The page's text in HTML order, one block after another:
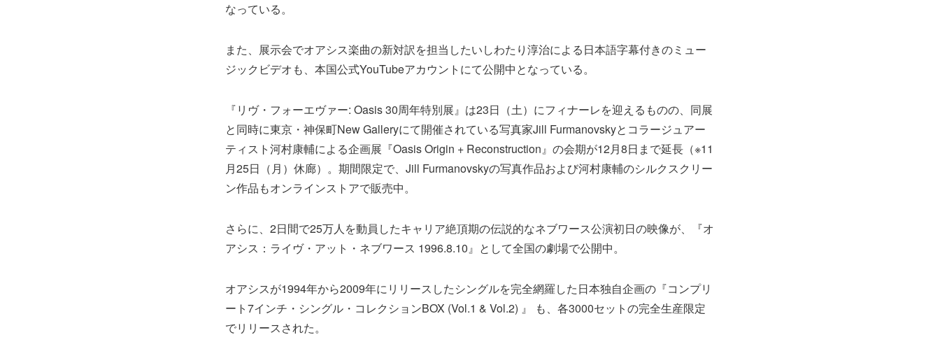
なっている。
また、展示会でオアシス楽曲の新対訳を担当したいしわたり淳治による日本語字幕付きのミュー
ジックビデオも、本国公式YouTubeアカウントにて公開中となっている。
『リヴ・フォーエヴァー: Oasis 30周年特別展』は23日（土）にフィナーレを迎えるものの、同展
と同時に東京・神保町New Galleryにて開催されている写真家Jill Furmanovskyとコラージュアー
ティスト河村康輔による企画展『Oasis Origin + Reconstruction』の会期が12月8日まで延長（※11
月25日（月）休廊）。期間限定で、Jill Furmanovskyの写真作品および河村康輔のシルクスクリー
ン作品もオンラインストアで販売中。
さらに、2日間で25万人を動員したキャリア絶頂期の伝説的なネブワース公演初日の映像が、『オ
アシス：ライヴ・アット・ネブワース 1996.8.10』として全国の劇場で公開中。
オアシスが1994年から2009年にリリースしたシングルを完全網羅した日本独自企画の『コンプリ
ート7インチ・シングル・コレクションBOX (Vol.1 & Vol.2) 』 も、各3000セットの完全生産限定
でリリースされた。